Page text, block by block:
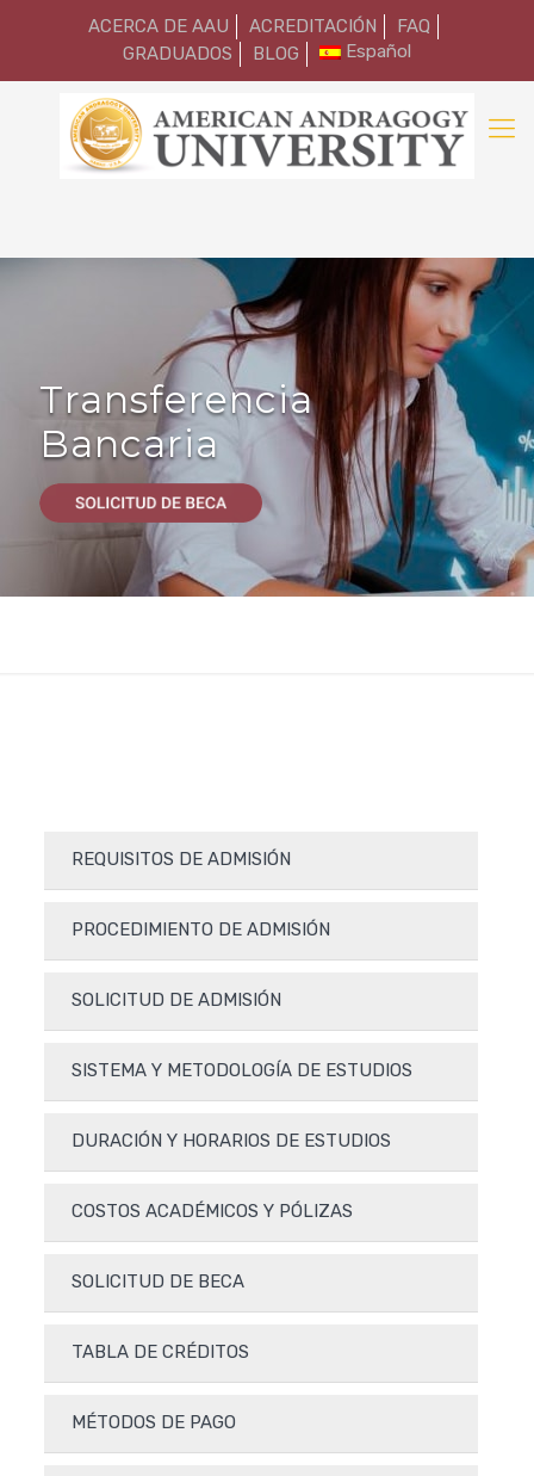
ACERCA DE AAU ACREDITACIÓN
FAQ
GRADUADOS
BLOG Español
Transferencia
Bancaria
REQUISITOS DE ADMISIÓN
PROCEDIMIENTO DE ADMISIÓN
SOLICITUD DE ADMISIÓN
SISTEMA Y METODOLOGÍA DE ESTUDIOS
DURACIÓN Y HORARIOS DE ESTUDIOS
COSTOS ACADÉMICOS Y PÓLIZAS
SOLICITUD DE BECA
TABLA DE CRÉDITOS
MÉTODOS DE PAGO